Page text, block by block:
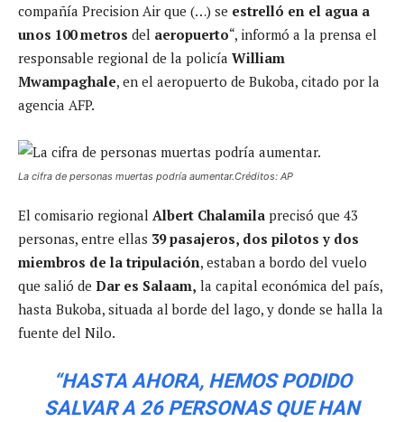
compañía Precision Air que (…) se estrelló en el agua a
unos 100 metros del aeropuerto“, informó a la prensa el
responsable regional de la policía William
Mwampaghale, en el aeropuerto de Bukoba, citado por la
agencia AFP.
La cifra de personas muertas podría aumentar.Créditos: AP
El comisario regional Albert Chalamila precisó que 43
personas, entre ellas 39 pasajeros, dos pilotos y dos
miembros de la tripulación, estaban a bordo del vuelo
que salió de Dar es Salaam, la capital económica del país,
hasta Bukoba, situada al borde del lago, y donde se halla la
fuente del Nilo.
“HASTA AHORA, HEMOS PODIDO
SALVAR A 26 PERSONAS QUE HAN